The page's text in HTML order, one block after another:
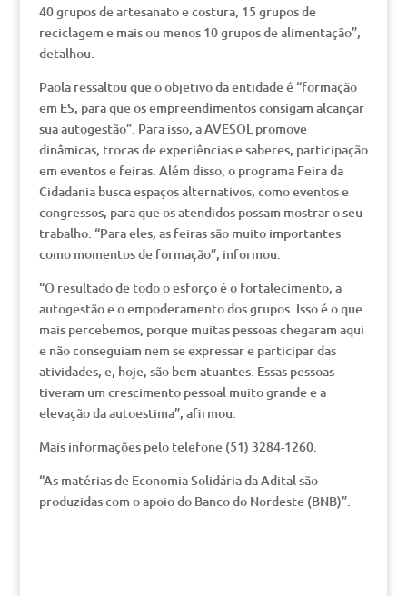
40 grupos de artesanato e costura, 15 grupos de
reciclagem e mais ou menos 10 grupos de alimentação”,
detalhou.
Paola ressaltou que o objetivo da entidade é “formação
em ES, para que os empreendimentos consigam alcançar
sua autogestão”. Para isso, a AVESOL promove
dinâmicas, trocas de experiências e saberes, participação
em eventos e feiras. Além disso, o programa Feira da
Cidadania busca espaços alternativos, como eventos e
congressos, para que os atendidos possam mostrar o seu
trabalho. “Para eles, as feiras são muito importantes
como momentos de formação”, informou.
“O resultado de todo o esforço é o fortalecimento, a
autogestão e o empoderamento dos grupos. Isso é o que
mais percebemos, porque muitas pessoas chegaram aqui
e não conseguiam nem se expressar e participar das
atividades, e, hoje, são bem atuantes. Essas pessoas
tiveram um crescimento pessoal muito grande e a
elevação da autoestima”, afirmou.
Mais informações pelo telefone (51) 3284-1260.
“As matérias de Economia Solidária da Adital são
produzidas com o apoio do Banco do Nordeste (BNB)”.